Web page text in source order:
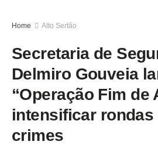
Home Alto Sertão
Secretaria de
Delmiro Gouveia
“Operação Fim de
intensificar rondas
crimes